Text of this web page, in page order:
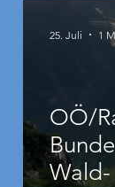
OÖ/
Wald-
25. Juli 1